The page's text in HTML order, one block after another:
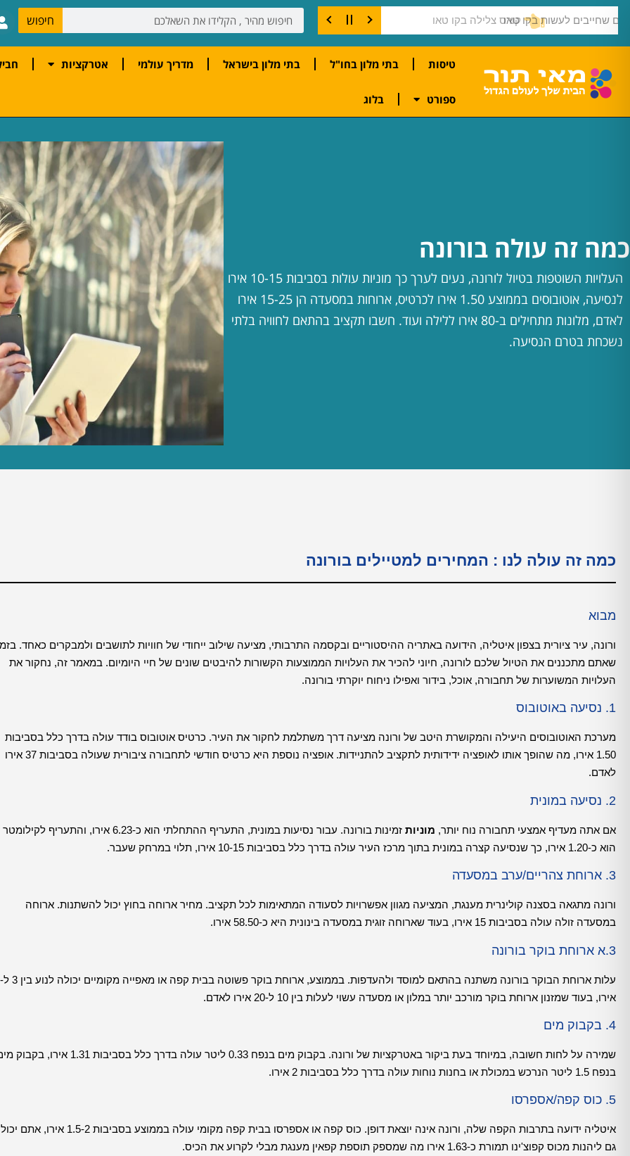
דברים שחייבים לעשות בקו טאו חיפוש
טיסות בתי מלון בחו"ל בתי מלון בישראל מדריך עולמי אטרקציות
ספורט בלוג
כמה זה עולה בורונה
העלויות השוטפות בטיול לורונה, נעים לערך כך מוניות עולות בסביבות 10-15 אירו
לנסיעה, אוטובוסים בממוצע 1.50 אירו לכרטיס, ארוחות במסעדה הן 15-25 אירו
לאדם, מלונות מתחילים ב-80 אירו ללילה ועוד. חשבו תקציב בהתאם לחוויה בלתי
נשכחת בטרם הנסיעה.
כמה זה עולה לנו : המחירים למטיילים בורונה
מבוא
ורונה, עיר ציורית בצפון איטליה, הידועה באתריה ההיסטוריים ובקסמה התרבותי, מציעה שילוב ייחודי של חוויות לתושבים ולמבקרים כאחד.
שאתם מתכננים את הטיול שלכם לורונה, חיוני להכיר את העלויות הממוצעות הקשורות להיבטים שונים של חיי היומיום. במאמר זה, נחקור את
העלויות המשוערות של תחבורה, אוכל, בידור ואפילו ניחוח יוקרתי בורונה.
1. נסיעה באוטובוס
מערכת האוטובוסים היעילה והמקושרת היטב של ורונה מציעה דרך משתלמת לחקור את העיר. כרטיס אוטובוס בודד עולה בדרך כלל בסביבות
1.50 אירו, מה שהופך אותו לאופציה ידידותית לתקציב להתניידות. אופציה נוספת היא כרטיס חודשי לתחבורה ציבורית שעולה בסביבות 37 אירו
לאדם.
2. נסיעה במונית
אם אתה מעדיף אמצעי תחבורה נוח יותר, מוניות
זמינות בורונה. עבור נסיעות במונית, התעריף ההתחלתי הוא כ-6.23 אירו, והתעריף לקילומטר
הוא כ-1.20 אירו, כך שנסיעה קצרה במונית בתוך מרכז העיר עולה בדרך כלל בסביבות 10-15 אירו, תלוי במרחק שעבר.
3. ארוחת צהריים/ערב במסעדה
ורונה מתגאה בסצנה קולינרית מענגת, המציעה מגוון אפשרויות לסעודה המתאימות לכל תקציב. מחיר ארוחה בחוץ יכול להשתנות. ארוחה
במסעדה זולה עולה בסביבות 15 אירו, בעוד שארוחה זוגית במסעדה בינונית היא כ-58.50 אירו.
3.א ארוחת בוקר בורונה
אירו, בעוד שמזנון ארוחת בוקר מורכב יותר במלון או מסעדה עשוי לעלות בין 10 ל-20 אירו לאדם.
4. בקבוק מים
שמירה על לחות חשובה, במיוחד בעת ביקור באטרקציות של ורונה. בקבוק מים בנפח 0.33 ליטר עולה בדרך כלל בסביבות 1.31 אירו,
בנפח 1.5 ליטר הנרכש במכולת או בחנות נוחות עולה בדרך כלל בסביבות 2 אירו.
5. כוס קפה/אספרסו
איטליה ידועה בתרבות הקפה שלה, ורונה אינה יוצאת דופן. כוס קפה או אספרסו בבית קפה מקומי עולה בממוצע בסביבות
גם ליהנות מכוס קפוצ'ינו תמורת כ-1.63 אירו מה שמספק תוספת קפאין מענגת מבלי לקרוע את הכיס.